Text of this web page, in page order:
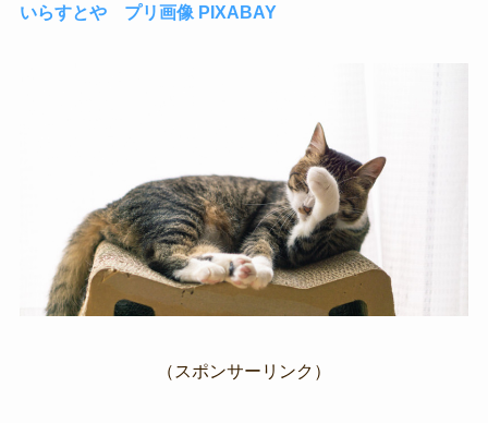
いらすとや
プリ画像 PIXABAY
（スポンサーリンク）